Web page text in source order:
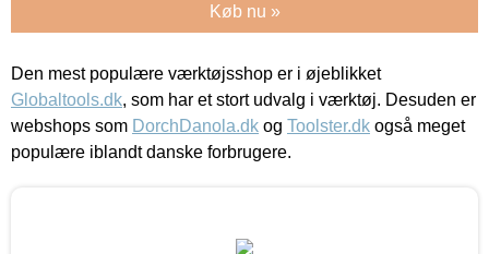
Køb nu »
Den mest populære værktøjsshop er i øjeblikket
Globaltools.dk, som har et stort udvalg i værktøj. Desuden er
webshops som DorchDanola.dk og Toolster.dk også meget
populære iblandt danske forbrugere.